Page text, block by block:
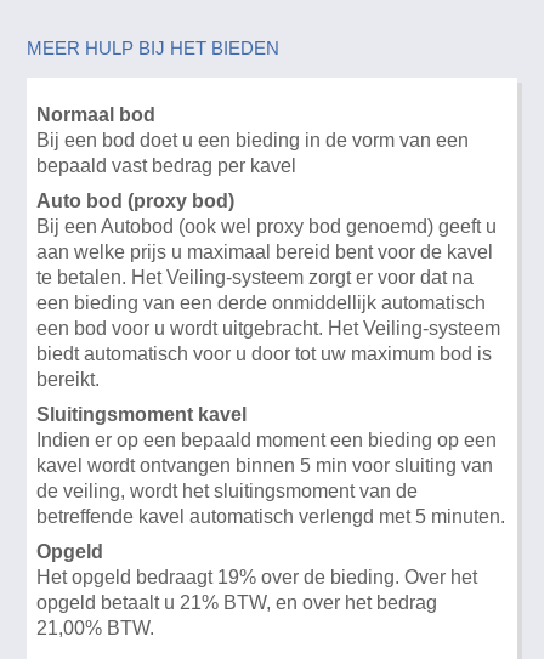
MEER HULP BIJ HET BIEDEN
Normaal bod
Bij een bod doet u een bieding in de vorm van een
bepaald vast bedrag per kavel
Auto bod (proxy bod)
Bij een Autobod (ook wel proxy bod genoemd) geeft u
aan welke prijs u maximaal bereid bent voor de kavel
te betalen. Het Veiling-systeem zorgt er voor dat na
een bieding van een derde onmiddellijk automatisch
een bod voor u wordt uitgebracht. Het Veiling-systeem
biedt automatisch voor u door tot uw maximum bod is
bereikt.
Sluitingsmoment kavel
Indien er op een bepaald moment een bieding op een
kavel wordt ontvangen binnen 5 min voor sluiting van
de veiling, wordt het sluitingsmoment van de
betreffende kavel automatisch verlengd met 5 minuten.
Opgeld
Het opgeld bedraagt 19% over de bieding. Over het
opgeld betaalt u 21% BTW, en over het bedrag
21,00% BTW.